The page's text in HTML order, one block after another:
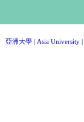
亞洲大學 | Asia University |